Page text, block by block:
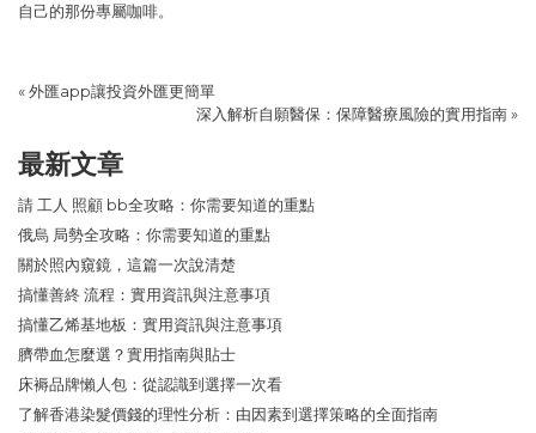
自己的那份專屬咖啡。
« 外匯app讓投資外匯更簡單
深入解析自願醫保：保障醫療風險的實用指南 »
最新文章
請 工人 照顧 bb全攻略：你需要知道的重點
俄烏 局勢全攻略：你需要知道的重點
關於照內窺鏡，這篇一次說清楚
搞懂善終 流程：實用資訊與注意事項
搞懂乙烯基地板：實用資訊與注意事項
臍帶血怎麼選？實用指南與貼士
床褥品牌懶人包：從認識到選擇一次看
了解香港染髮價錢的理性分析：由因素到選擇策略的全面指南